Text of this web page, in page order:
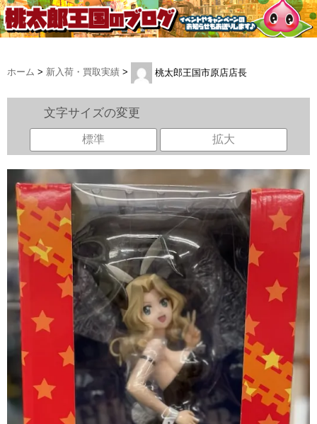
ホーム > 新入荷・買取実績 > 桃太郎王国市原店店長
文字サイズの変更
標準 拡大